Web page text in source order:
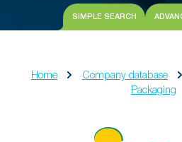
SIMPLE SEARCH
Home Company database
Packaging